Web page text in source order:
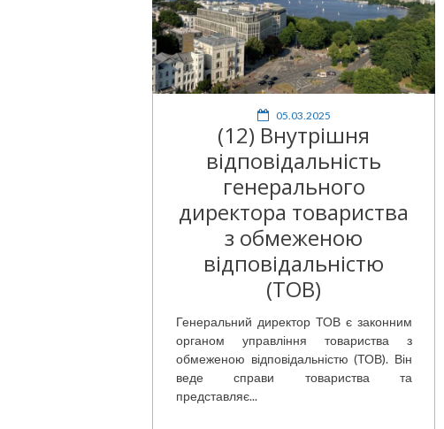
05.03.2025
(12) Внутрішня
відповідальність
генерального
директора товариства
з обмеженою
відповідальністю
(ТОВ)
Генеральний директор ТОВ є законним
органом управління товариства з
обмеженою відповідальністю (ТОВ). Він
веде справи товариства та
представляє...